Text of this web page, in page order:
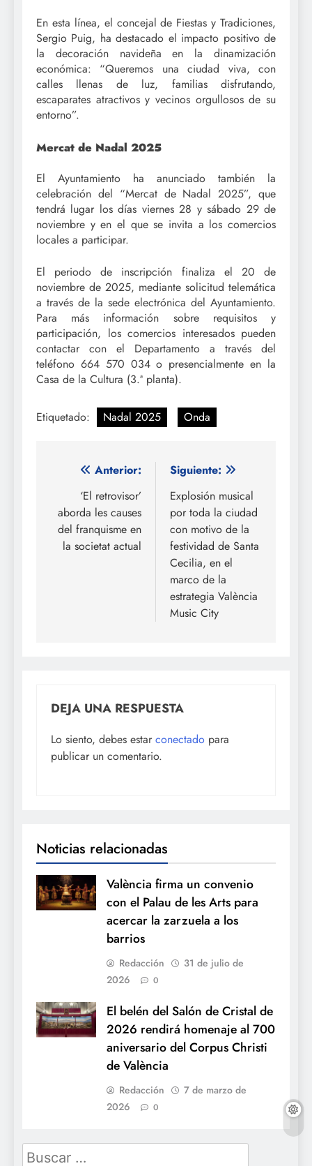
En esta línea, el concejal de Fiestas y Tradiciones,
Sergio Puig, ha destacado el impacto positivo de
la decoración navideña en la dinamización
económica: “Queremos una ciudad viva, con
calles llenas de luz, familias disfrutando,
escaparates atractivos y vecinos orgullosos de su
entorno”.
Mercat de Nadal 2025
El Ayuntamiento ha anunciado también la
celebración del “Mercat de Nadal 2025”, que
tendrá lugar los días viernes 28 y sábado 29 de
noviembre y en el que se invita a los comercios
locales a participar.
El periodo de inscripción finaliza el 20 de
noviembre de 2025, mediante solicitud telemática
a través de la sede electrónica del Ayuntamiento.
Para más información sobre requisitos y
participación, los comercios interesados pueden
contactar con el Departamento a través del
teléfono 664 570 034 o presencialmente en la
Casa de la Cultura (3.ª planta).
Etiquetado: Nadal 2025 Onda
Navegación
entradas
Anterior:
‘El retrovisor’
aborda les causes
del franquisme en
la societat actual
Siguiente:
Explosión musical
por toda la ciudad
con motivo de la
festividad de Santa
Cecilia, en el
marco de la
estrategia València
Music City
DEJA UNA RESPUESTA
Lo siento, debes estar conectado para
publicar un comentario.
Noticias relacionadas
València firma un convenio
con el Palau de les Arts para
acercar la zarzuela a los
barrios
Redacción
31 de julio de
2026
0
El belén del Salón de Cristal de
2026 rendirá homenaje al 700
aniversario del Corpus Christi
de València
Redacción
7 de marzo de
2026
0
Buscar: